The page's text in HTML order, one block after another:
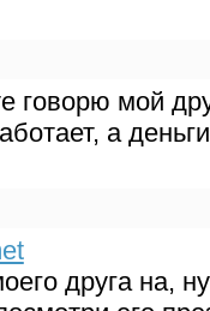
говорю мой
а
друга на,